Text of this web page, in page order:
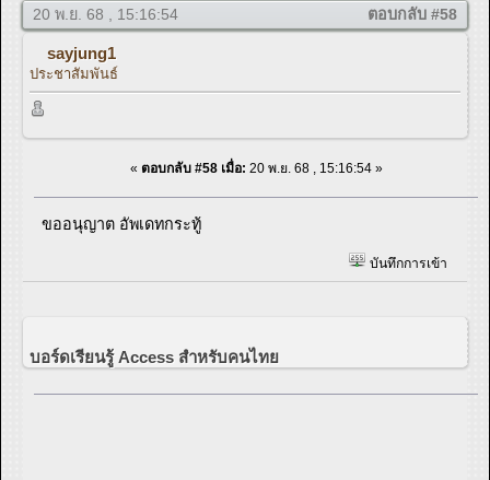
20 พ.ย. 68 , 15:16:54 ตอบกลับ #58
sayjung1
ประชาสัมพันธ์
« ตอบกลับ #58 เมื่อ: 20 พ.ย. 68 , 15:16:54 »
ขออนุญาต อัพเดทกระทู้
บันทึกการเข้า
บอร์ดเรียนรู้ Access สำหรับคนไทย